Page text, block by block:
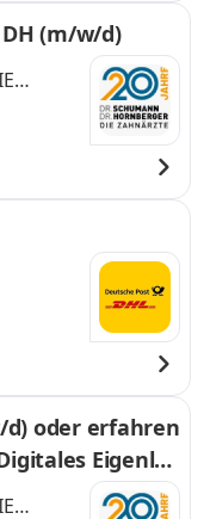
(m/w/d)
oder erfahren
Eigenlab